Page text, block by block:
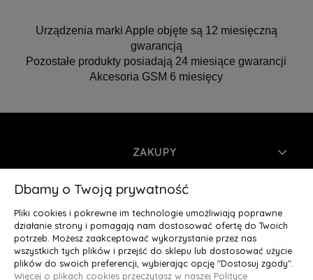
Urządzenia marki Apple objęte są 12 miesięczną
gwarancją
Pozostałe produkty posiadają 24 miesiące gwarancji
Akcesoria GSM 6 miesięcy
ZAKUPY
INFORMACJE
MOJE KONTO
O NAS
Dbamy o Twoją prywatność
Pliki cookies i pokrewne im technologie umożliwiają poprawne
działanie strony i pomagają nam dostosować ofertę do Twoich
potrzeb. Możesz zaakceptować wykorzystanie przez nas
wszystkich tych plików i przejść do sklepu lub dostosować użycie
plików do swoich preferencji, wybierając opcję "Dostosuj zgody".
Więcej o plikach cookies przeczytasz w naszej Polityce